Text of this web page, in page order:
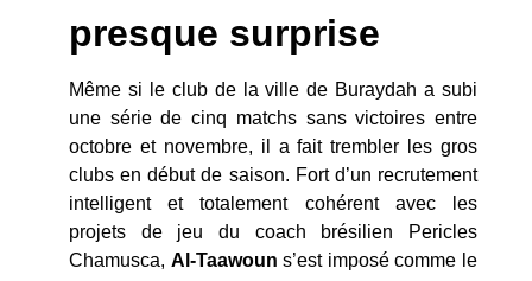
presque surprise
Même si le club de la ville de Buraydah a subi
une série de cinq matchs sans victoires entre
octobre et novembre, il a fait trembler les gros
clubs en début de saison. Fort d’un recrutement
intelligent et totalement cohérent avec les
projets de jeu du coach brésilien Pericles
Chamusca, Al-Taawoun s’est imposé comme le